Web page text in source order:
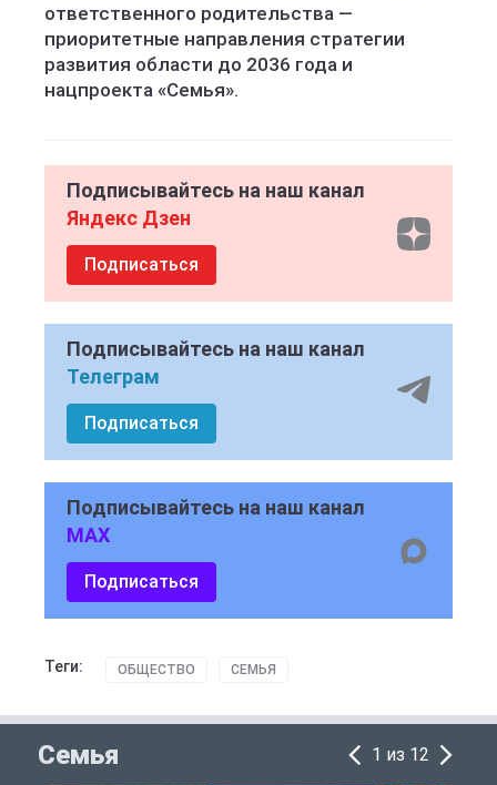
ответственного родительства —
приоритетные направления стратегии
развития области до 2036 года и
нацпроекта «Семья».
Подписывайтесь на наш канал
Яндекс Дзен
Подписаться
Подписывайтесь на наш канал
Телеграм
Подписаться
Подписывайтесь на наш канал
MAX
Подписаться
Теги: ОБЩЕСТВО СЕМЬЯ
Семья 1 из 12